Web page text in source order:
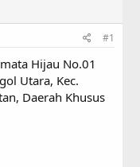
#1
Hijau No.01
Utara, Kec.
Daerah Khusus